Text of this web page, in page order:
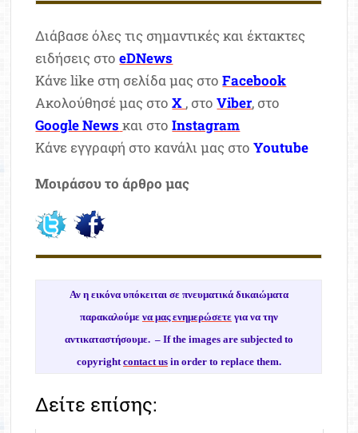
Διάβασε όλες τις σημαντικές και έκτακτες
ειδήσεις στοeDNews
Κάνε like στη σελίδα μας στοFacebook
Ακολούθησέ μας στοX , στοViber, στο
Google News και στοInstagram
Κάνε εγγραφή στο κανάλι μας στοYoutube
Μοιράσου το άρθρο μας
Αν η εικόνα υπόκειται σε πνευματικά δικαιώματα
παρακαλούμε να μας ενημερώσετεγια να την
αντικαταστήσουμε. – If the images are subjected to
copyright contact usin order to replace them.
Δείτε επίσης: